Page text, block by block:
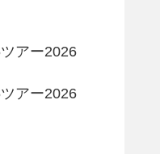
アー2026
アー2026